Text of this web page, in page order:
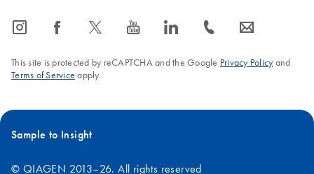
icon_0065_instagram-s icon_0064_facebook-s icon_0340_cc_gen_x-s icon_0077_youtube-s icon_0066_linkedin-s icon_0072_phone-s icon_0063_envelope-s
This site is protected by reCAPTCHA and the Google Privacy Policyand
Terms of Service apply.
Sample to Insight
© QIAGEN 2013–26. All rights reserved